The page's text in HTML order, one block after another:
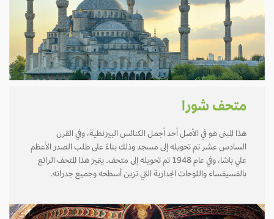
متحف شورا
هذا المبنى هو في الأصل أحد أجمل الكنائس البيزنطية، وفي القرن
السادس عشر تم تحويله إلى مسجد وذلك بناءً على طلب الصدر الأعظم
علي باشا، وفي عام 1948 تم تحويله إلى متحف. يتميز هذا المتحف الرائع
بالفسيفساء واللوحات الجدارية التي تزين أسطحه وجميع جدرانه.